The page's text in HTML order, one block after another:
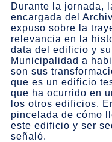
Durante la jornada,
encargada del
expuso sobre la
relevancia en la
data del edificio y
Municipalidad a
son sus
que es un edificio
que ha ocurrido en
los otros edificios.
pincelada de cómo
este edificio y ser
señaló.